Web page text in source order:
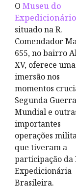
O Museu do
Expedicionário
situado na R.
Comendador
655, no bairro
XV, oferece uma
imersão nos
momentos
Segunda Guerra
Mundial e
importantes
operações
que tiveram a
participação da
Expedicionária
Brasileira.